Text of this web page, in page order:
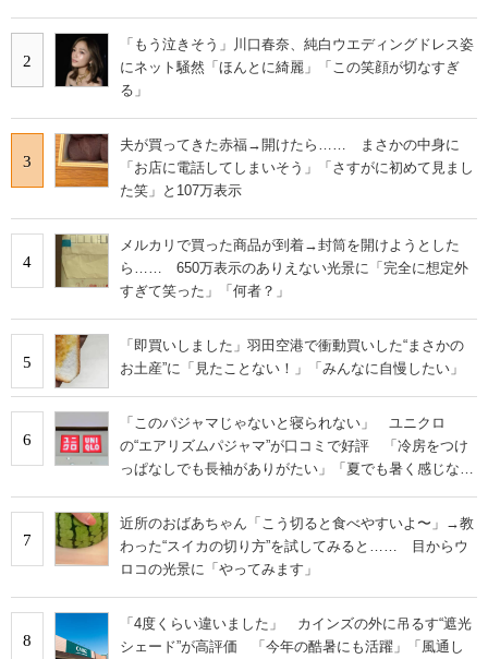
2
「もう泣きそう」川口春奈、純白ウエディングドレス姿
にネット騒然「ほんとに綺麗」「この笑顔が切なすぎ
る」
3
夫が買ってきた赤福→開けたら…… まさかの中身に
「お店に電話してしまいそう」「さすがに初めて見まし
た笑」と107万表示
4
メルカリで買った商品が到着→封筒を開けようとした
ら…… 650万表示のありえない光景に「完全に想定外
すぎて笑った」「何者？」
5
「即買いしました」羽田空港で衝動買いした“まさかの
お土産”に「見たことない！」「みんなに自慢したい」
6
「このパジャマじゃないと寝られない」 ユニクロ
の“エアリズムパジャマ”が口コミで好評 「冷房をつけ
っぱなしでも長袖がありがたい」「夏でも暑く感じな
7
近所のおばあちゃん「こう切ると食べやすいよ〜」→教
わった“スイカの切り方”を試してみると…… 目からウ
ロコの光景に「やってみます」
8
「4度くらい違いました」 カインズの外に吊るす“遮光
シェード”が高評価 「今年の酷暑にも活躍」「風通し